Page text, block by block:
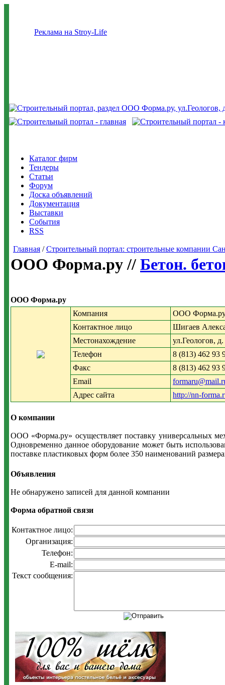
Реклама на Stroy-Life
Каталог фирм
Тендеры
Статьи
Форум
Доска объявлений
Документация
Выставки
События
RSS
Главная /Строительный портал: строительные компании
ООО Форма.ру // Бетон.
ООО Форма.ру
Компания
ООО
Контактное лицо
Шигаев
Местонахождение
ул.Геологов,
Телефон
8 (813) 462 93
Факс
8 (813) 462 93
Email
Адрес сайта
http://nn-
О компании
ООО «Форма.ру» осуществляет поставку универсальных
Одновременно данное оборудование может быть
поставке пластиковых форм более 350 наименований
Объявления
Не обнаружено записей для данной компании
Форма обратной связи
Контактное лицо:
Организация:
Телефон:
E-mail:
Текст сообщения: